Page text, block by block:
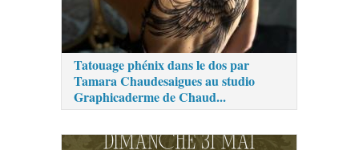
Tatouage phénix dans le dos par
Tamara Chaudesaigues au studio
Graphicaderme de Chaud...